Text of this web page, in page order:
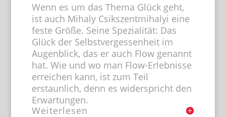
Wenn es um das Thema Glück geht,
ist auch Mihaly Csikszentmihalyi eine
feste Größe. Seine Spezialität: Das
Glück der Selbstvergessenheit im
Augenblick, das er auch Flow genannt
hat. Wie und wo man Flow-Erlebnisse
erreichen kann, ist zum Teil
erstaunlich, denn es widerspricht den
Erwartungen.
Weiterlesen